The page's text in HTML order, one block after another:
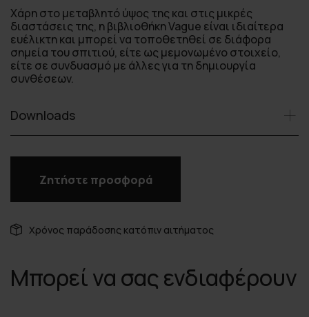
Χάρη στο μεταβλητό ύψος της και στις μικρές
διαστάσεις της, η βιβλιοθήκη Vague είναι ιδιαίτερα
ευέλικτη και μπορεί να τοποθετηθεί σε διάφορα
σημεία του σπιτιού, είτε ως μεμονωμένο στοιχείο,
είτε σε συνδυασμό με άλλες για τη δημιουργία
συνθέσεων.
Downloads
Ζητήστε προσφορά
Χρόνος παράδοσης κατόπιν αιτήματος
Μπορεί να σας ενδιαφέρουν